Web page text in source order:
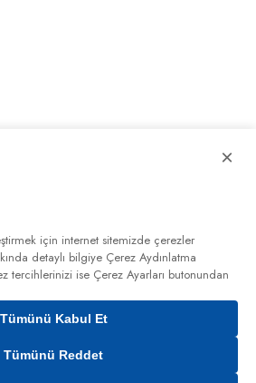
×
için internet sitemizde çerezler
detaylı bilgiye Çerez Aydınlatma
tercihlerinizi ise Çerez Ayarları butonundan
Tümünü Kabul Et
Tümünü Reddet